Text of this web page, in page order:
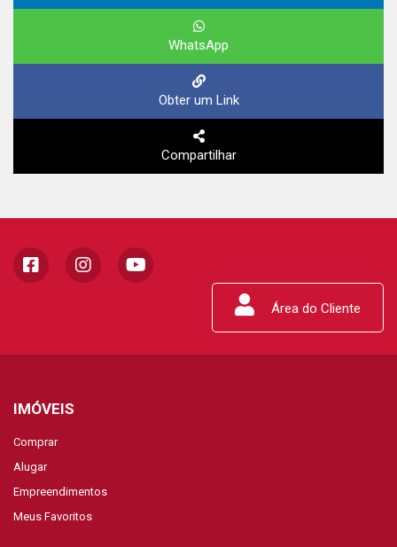
WhatsApp
Obter um Link
Compartilhar
Área do Cliente
IMÓVEIS
Comprar
Alugar
Empreendimentos
Meus Favoritos